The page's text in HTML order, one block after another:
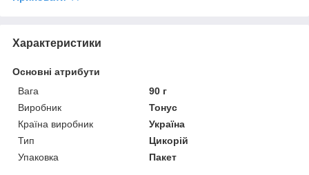
Характеристики
Основні атрибути
Вага
90 г
Виробник
Тонус
Країна виробник
Україна
Тип
Цикорій
Упаковка
Пакет